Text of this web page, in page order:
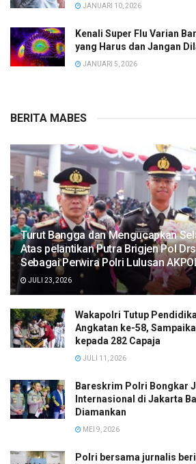
JANUARI 10, 2026
Kenali Super Flu Varian
yang Harus dan Jangan
JANUARI 5, 2026
BERITA MABES
Turut Bangga dan Mengucapkan
Atas pelantikan Putra Brigjen Pol
Sebagai Perwira Polri Lulusan
JULI 23, 2026
Wakapolri Tutup
Angkatan ke-58,
kepada 282 Capaja
JULI 11, 2026
Bareskrim Polri Bongkar
Internasional di Jakarta
Diamankan
MEI 9, 2026
Polri bersama jurnalis